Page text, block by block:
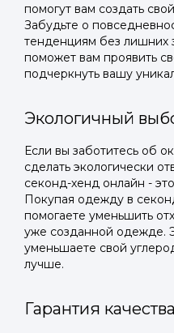
помогут вам создать
Забудьте о
тенденциям без лишних
поможет вам проявить
подчеркнуть вашу
Экологичный
Если вы заботитесь об
сделать экологически
секонд-хенд онлайн -
Покупая одежду в
помогаете уменьшить
уже созданной одежде.
уменьшаете свой
лучше.
Гарантия качества